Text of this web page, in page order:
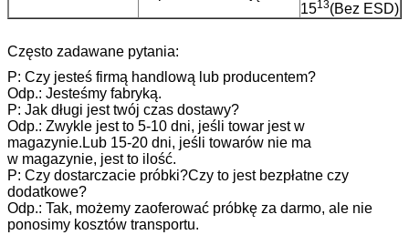
1513(Bez ESD)
Często zadawane pytania:
P: Czy jesteś firmą handlową lub producentem?
Odp.: Jesteśmy fabryką.
P: Jak długi jest twój czas dostawy?
Odp.: Zwykle jest to 5-10 dni, jeśli towar jest w
magazynie.Lub 15-20 dni, jeśli towarów nie ma
w magazynie, jest to ilość.
P: Czy dostarczacie próbki?Czy to jest bezpłatne czy
dodatkowe?
Odp.: Tak, możemy zaoferować próbkę za darmo, ale nie
ponosimy kosztów transportu.